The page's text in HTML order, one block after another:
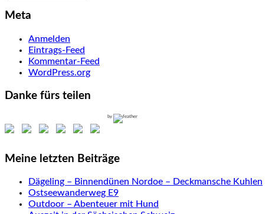
Meta
Anmelden
Eintrags-Feed
Kommentar-Feed
WordPress.org
Danke fürs teilen
by
Meine letzten Beiträge
Dägeling – Binnendünen Nordoe – Deckmansche Kuhlen
Ostseewanderweg E9
Outdoor – Abenteuer mit Hund